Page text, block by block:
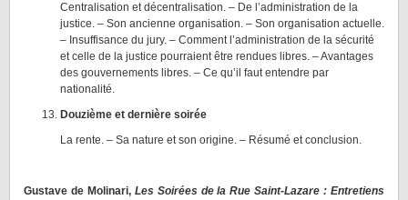
Centralisation et décentralisation. – De l’administration de la
justice. – Son ancienne organisation. – Son organisation actuelle.
– Insuffisance du jury. – Comment l’administration de la sécurité
et celle de la justice pourraient être rendues libres. – Avantages
des gouvernements libres. – Ce qu’il faut entendre par
nationalité.
Douzième et dernière soirée
La rente. – Sa nature et son origine. – Résumé et conclusion.
Gustave de Molinari, Les Soirées de la Rue Saint-Lazare : Entretiens